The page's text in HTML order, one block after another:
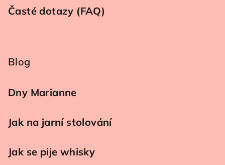
Časté dotazy (FAQ)
Blog
Dny Marianne
Jak na jarní stolování
Jak se pije whisky